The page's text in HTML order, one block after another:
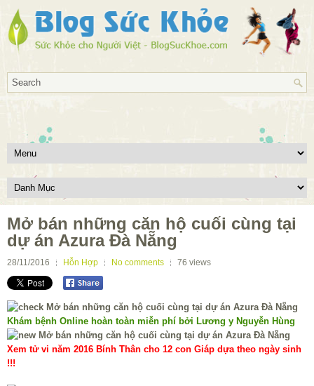
Mở bán những căn hộ cuối cùng tại
dự án Azura Đà Nẵng
28/11/2016 Hỗn Hợp No comments 76 views
Khám bệnh Online hoàn toàn miễn phí bởi Lương y Nguyễn Hùng
Xem tử vi năm 2016 Bính Thân cho 12 con Giáp dựa theo ngày sinh
!!!